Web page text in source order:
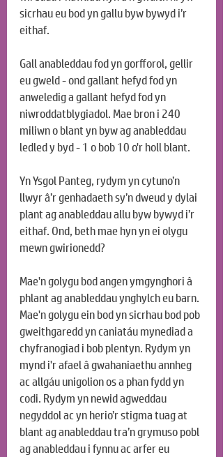
sicrhau eu bod yn gallu byw bywyd i’r
eithaf.
Gall anableddau fod yn gorfforol, gellir
eu gweld - ond gallant hefyd fod yn
anweledig a gallant hefyd fod yn
niwroddatblygiadol. Mae bron i 240
miliwn o blant yn byw ag anableddau
ledled y byd - 1 o bob 10 o'r holl blant.
Yn Ysgol Panteg, rydym yn cytuno’n
llwyr â’r genhadaeth sy’n dweud y dylai
plant ag anableddau allu byw bywyd i’r
eithaf. Ond, beth mae hyn yn ei olygu
mewn gwirionedd?
Mae'n golygu bod angen ymgynghori â
phlant ag anableddau ynghylch eu barn.
Mae'n golygu ein bod yn sicrhau bod pob
gweithgaredd yn caniatáu mynediad a
chyfranogiad i bob plentyn. Rydym yn
mynd i'r afael â gwahaniaethu annheg
ac allgáu unigolion os a phan fydd yn
codi. Rydym yn newid agweddau
negyddol ac yn herio’r stigma tuag at
blant ag anableddau tra’n grymuso pobl
ag anableddau i fynnu ac arfer eu